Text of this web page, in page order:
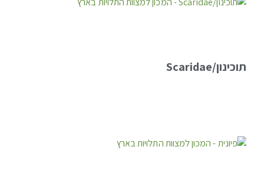
תוכינון/Scaridae